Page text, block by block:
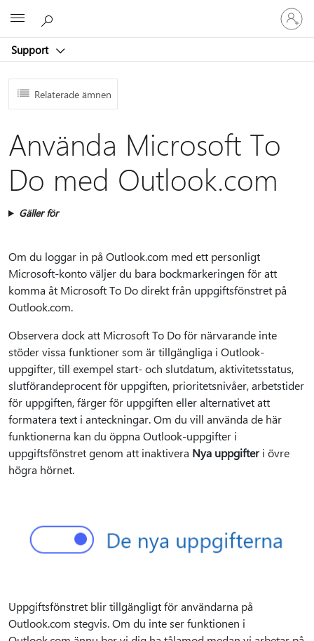
Support
Logga
in
på
konto
Relaterade ämnen
Använda Microsoft To
Do med Outlook.com
Gäller för
Om du loggar in på Outlook.com med ett personligt
Microsoft-konto väljer du bara bockmarkeringen för att
komma åt Microsoft To Do direkt från uppgiftsfönstret på
Outlook.com.
Observera dock att Microsoft To Do för närvarande inte
stöder vissa funktioner som är tillgängliga i Outlook-
uppgifter, till exempel start- och slutdatum, aktivitetsstatus,
slutförandeprocent för uppgiften, prioritetsnivåer, arbetstider
för uppgiften, färger för uppgiften eller alternativet att
formatera text i anteckningar. Om du vill använda de här
funktionerna kan du öppna Outlook-uppgifter i
uppgiftsfönstret genom att inaktivera Nya uppgifteri övre
högra hörnet.
Uppgiftsfönstret blir tillgängligt för användarna på
Outlook.com stegvis. Om du inte ser funktionen i